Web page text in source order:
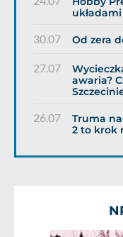
30.07 Od zera
27.07
awaria?
26.07
Truma
2 to krok